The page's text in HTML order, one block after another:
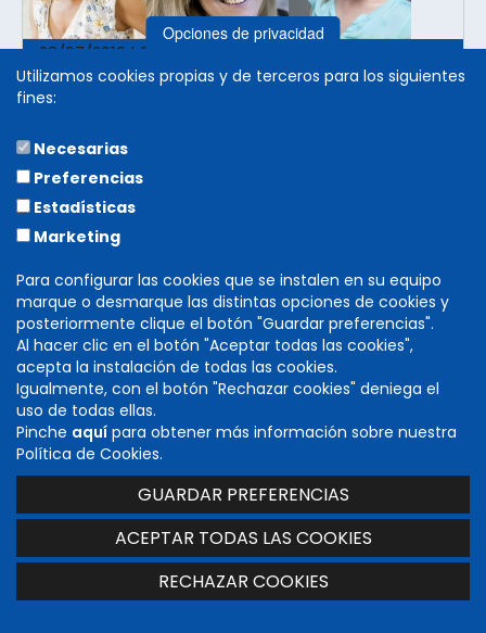
28/07/2019 | 21:00h.
Palacio Real
Olite
ESPECTÁCULO CANCELADO
info
LA VALENTÍA
28/07/2019 | 22:00h.
La Cava
Opciones de privacidad
Utilizamos cookies propias y de terceros para los siguientes
fines:
Necesarias
Preferencias
Estadísticas
Marketing
Para configurar las cookies que se instalen en su equipo
marque o desmarque las distintas opciones de cookies y
posteriormente clique el botón "Guardar preferencias".
Al hacer clic en el botón "Aceptar todas las cookies",
acepta la instalación de todas las cookies.
Igualmente, con el botón "Rechazar cookies" deniega el
uso de todas ellas.
Pinche aquí para obtener más información sobre nuestra
Política de Cookies.
GUARDAR PREFERENCIAS
ACEPTAR TODAS LAS COOKIES
RECHAZAR COOKIES